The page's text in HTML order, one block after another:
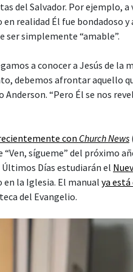
del Salvador. Por ejemplo,
en realidad Él fue bondadoso
ser simplemente “amable”.
a conocer a Jesús de
debemos afrontar aquello
Anderson. “Pero Él se nos
con Church News
“Ven, sígueme” del próximo
Días estudiarán el
en la Iglesia. El manual ya
del Evangelio.